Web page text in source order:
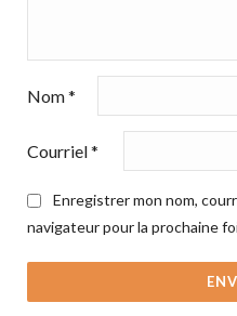
Nom*
Courriel*
Enregistrer mon nom,
navigateur pour la prochaine